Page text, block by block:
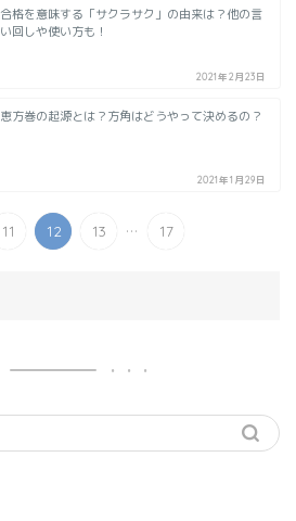
合格を意味する「サクラサク」の由来は？他の言
い回しや使い方も！
2021年2月23日
恵方巻の起源とは？方角はどうやって決めるの？
2021年1月29日
11 12 13 ... 17